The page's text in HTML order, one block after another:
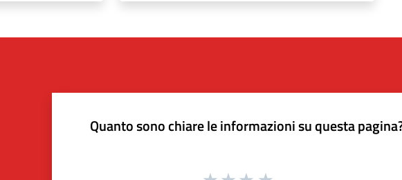
Quanto sono chiare le informazioni su questa